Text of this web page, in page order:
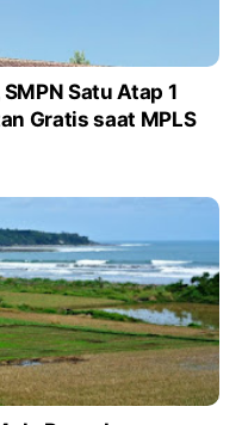
Satu Atap 1
Gratis saat MPLS